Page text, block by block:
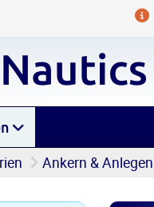
Ankern & Anlegen